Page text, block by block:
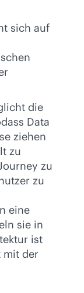
sich auf
die
Data
ziehen
zu
zu
zu
eine
sie in
ist
mit der